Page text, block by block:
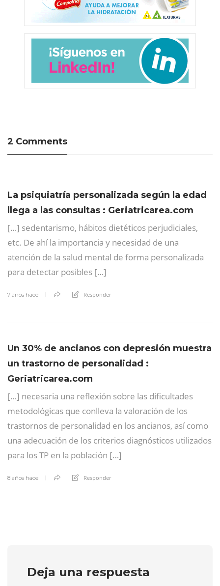
2 Comments
La psiquiatría personalizada según la edad
llega a las consultas : Geriatricarea.com
[…] sedentarismo, hábitos dietéticos perjudiciales,
etc. De ahí la importancia y necesidad de una
atención de la salud mental de forma personalizada
para detectar posibles […]
7 años hace Responder
Un 30% de ancianos con depresión muestra
un trastorno de personalidad :
Geriatricarea.com
[…] necesaria una reflexión sobre las dificultades
metodológicas que conlleva la valoración de los
trastornos de personalidad en los ancianos, así como
una adecuación de los criterios diagnósticos utilizados
para los TP en la población […]
8 años hace Responder
Deja una respuesta